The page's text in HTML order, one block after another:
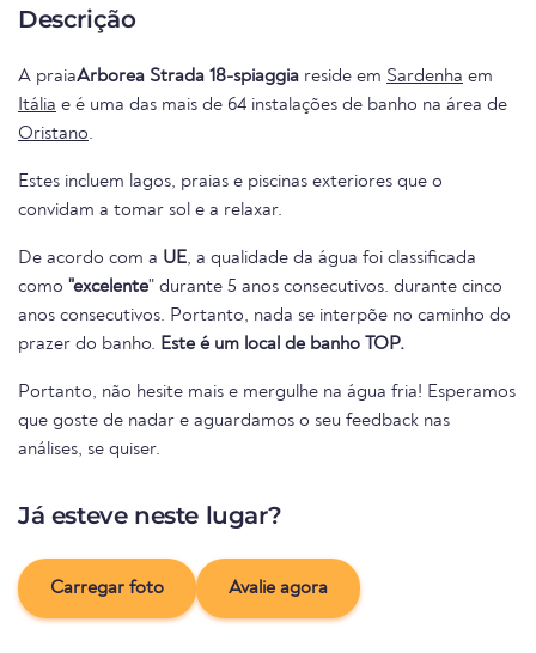
Descrição
A praiaArborea Strada 18-spiaggia reside em Sardenha em
Itália e é uma das mais de 64 instalações de banho na área de
Oristano.
Estes incluem lagos, praias e piscinas exteriores que o
convidam a tomar sol e a relaxar.
De acordo com a UE, a qualidade da água foi classificada
como "excelente" durante 5 anos consecutivos. durante cinco
anos consecutivos. Portanto, nada se interpõe no caminho do
prazer do banho. Este é um local de banho TOP.
Portanto, não hesite mais e mergulhe na água fria! Esperamos
que goste de nadar e aguardamos o seu feedback nas
análises, se quiser.
Já esteve neste lugar?
Carregar foto Avalie agora